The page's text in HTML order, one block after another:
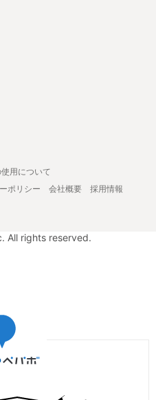
用について
ポリシー 会社概要
採用情報
All rights reserved.